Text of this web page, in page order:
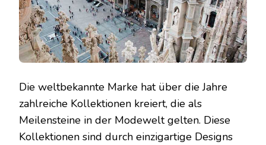
Die weltbekannte Marke hat über die Jahre
zahlreiche Kollektionen kreiert, die als
Meilensteine in der Modewelt gelten. Diese
Kollektionen sind durch einzigartige Designs